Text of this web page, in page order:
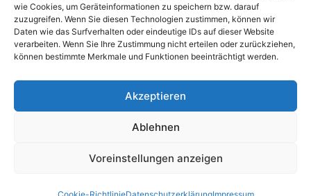
wie Cookies, um Geräteinformationen zu speichern bzw. darauf
zuzugreifen. Wenn Sie diesen Technologien zustimmen, können wir
Daten wie das Surfverhalten oder eindeutige IDs auf dieser Website
verarbeiten. Wenn Sie Ihre Zustimmung nicht erteilen oder zurückziehen,
können bestimmte Merkmale und Funktionen beeinträchtigt werden.
Akzeptieren
Ablehnen
Voreinstellungen anzeigen
Mindfield Biosystems Ltd. is under license.
Other trademarks and trade names are
those of their respective owners.
Links. Beim Kauf über diese Links erhalten wir
eine kleine Provision – für Sie entstehen keine